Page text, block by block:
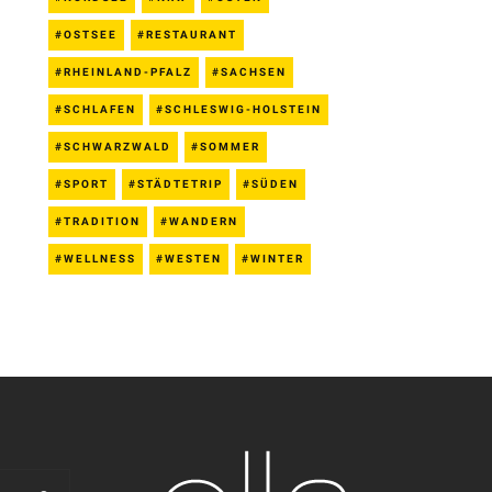
OSTSEE RESTAURANT
RHEINLAND-PFALZ SACHSEN
SCHLAFEN SCHLESWIG-HOLSTEIN
SCHWARZWALD SOMMER
SPORT STÄDTETRIP SÜDEN
TRADITION WANDERN
WELLNESS WESTEN WINTER